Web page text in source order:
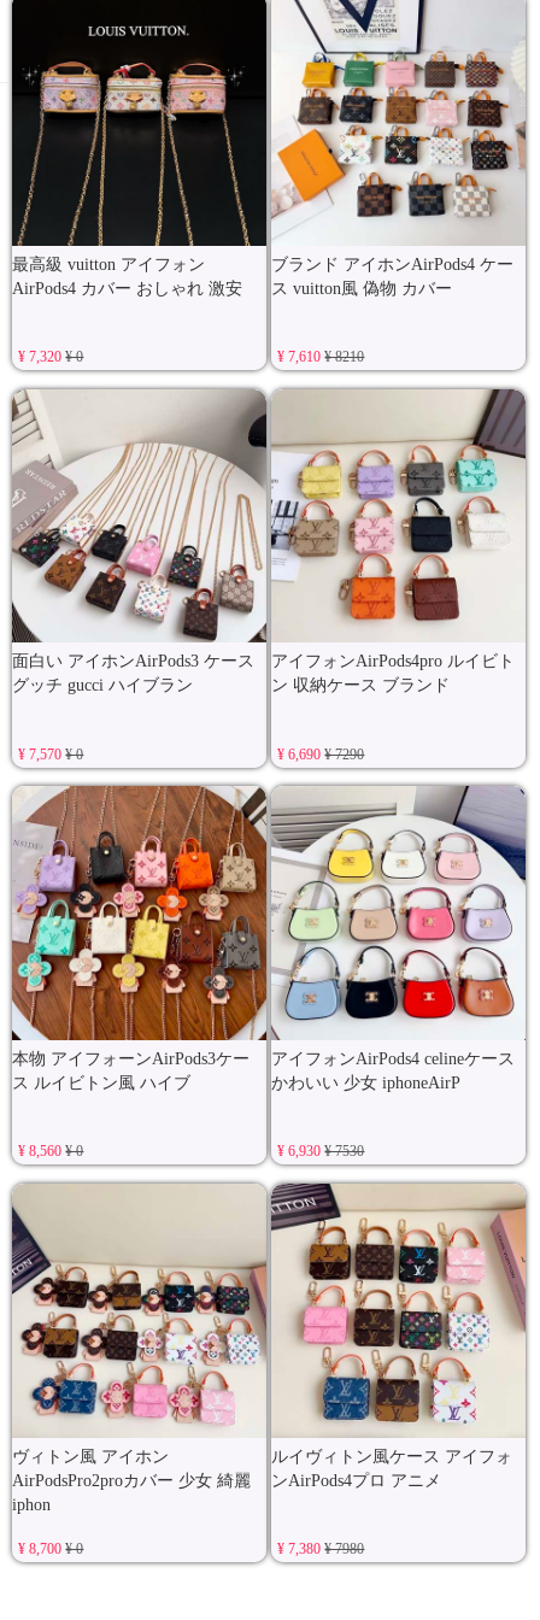
最高級 vuitton アイフォン
AirPods4 カバー おしゃれ 激安
¥ 7,320¥ 0
ブランド アイホンAirPods4 ケー
ス vuitton風 偽物 カバー
¥ 7,610¥ 8210
面白い アイホンAirPods3 ケース
グッチ gucci ハイブラン
¥ 7,570¥ 0
アイフォンAirPods4pro ルイビト
ン 収納ケース ブランド
¥ 6,690¥ 7290
本物 アイフォーンAirPods3ケー
ス ルイビトン風 ハイブ
¥ 8,560¥ 0
アイフォンAirPods4 celineケース
かわいい 少女 iphoneAirP
¥ 6,930¥ 7530
ヴィトン風 アイホン
AirPodsPro2proカバー 少女 綺麗
iphon
¥ 8,700¥ 0
ルイヴィトン風ケース アイフォ
ンAirPods4プロ アニメ
¥ 7,380¥ 7980